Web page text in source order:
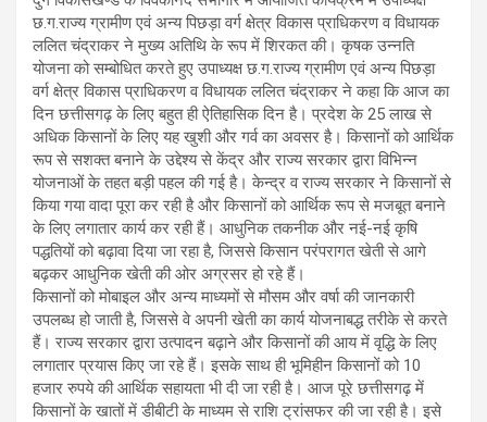
छ.ग.राज्य ग्रामीण एवं अन्य पिछड़ा वर्ग क्षेत्र विकास प्राधिकरण व विधायक
ललित चंद्राकर ने मुख्य अतिथि के रूप में शिरकत की। कृषक उन्नति
योजना को सम्बोधित करते हुए उपाध्यक्ष छ.ग.राज्य ग्रामीण एवं अन्य पिछड़ा
वर्ग क्षेत्र विकास प्राधिकरण व विधायक ललित चंद्राकर ने कहा कि आज का
दिन छत्तीसगढ़ के लिए बहुत ही ऐतिहासिक दिन है। प्रदेश के 25 लाख से
अधिक किसानों के लिए यह खुशी और गर्व का अवसर है। किसानों को आर्थिक
रूप से सशक्त बनाने के उद्देश्य से केंद्र और राज्य सरकार द्वारा विभिन्न
योजनाओं के तहत बड़ी पहल की गई है। केन्द्र व राज्य सरकार ने किसानों से
किया गया वादा पूरा कर रही है और किसानों को आर्थिक रूप से मजबूत बनाने
के लिए लगातार कार्य कर रही हैं। आधुनिक तकनीक और नई-नई कृषि
पद्धतियों को बढ़ावा दिया जा रहा है, जिससे किसान परंपरागत खेती से आगे
बढ़कर आधुनिक खेती की ओर अग्रसर हो रहे हैं।
किसानों को मोबाइल और अन्य माध्यमों से मौसम और वर्षा की जानकारी
उपलब्ध हो जाती है, जिससे वे अपनी खेती का कार्य योजनाबद्ध तरीके से करते
हैं। राज्य सरकार द्वारा उत्पादन बढ़ाने और किसानों की आय में वृद्धि के लिए
लगातार प्रयास किए जा रहे हैं। इसके साथ ही भूमिहीन किसानों को 10
हजार रुपये की आर्थिक सहायता भी दी जा रही है। आज पूरे छत्तीसगढ़ में
किसानों के खातों में डीबीटी के माध्यम से राशि ट्रांसफर की जा रही है। इसे